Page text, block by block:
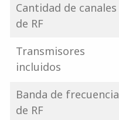
Cantidad de canales
de RF
Transmisores
incluidos
Banda de frecuencia
de RF